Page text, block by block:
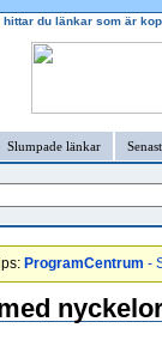
hittar du länkar som är
Slumpade länkar
ProgramCentrum -